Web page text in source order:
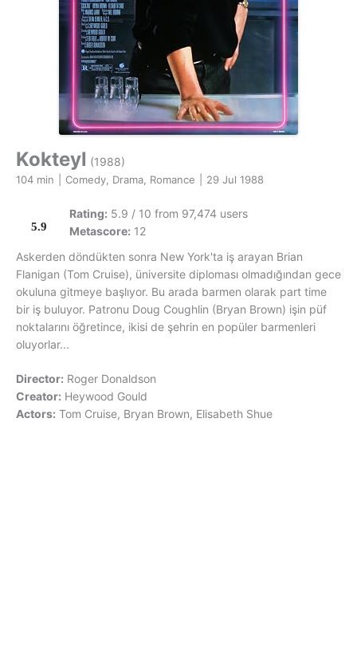
Kokteyl (1988)
104 min Comedy, Drama, Romance 29 Jul 1988
5.9
Rating: 5.9 / 10 from 97,474 users
Metascore: 12
Askerden döndükten sonra New York'ta iş arayan Brian
Flanigan (Tom Cruise), üniversite diploması olmadığından gece
okuluna gitmeye başlıyor. Bu arada barmen olarak part time
bir iş buluyor. Patronu Doug Coughlin (Bryan Brown) işin püf
noktalarını öğretince, ikisi de şehrin en popüler barmenleri
oluyorlar...
Director: Roger Donaldson
Creator: Heywood Gould
Actors: Tom Cruise, Bryan Brown, Elisabeth Shue